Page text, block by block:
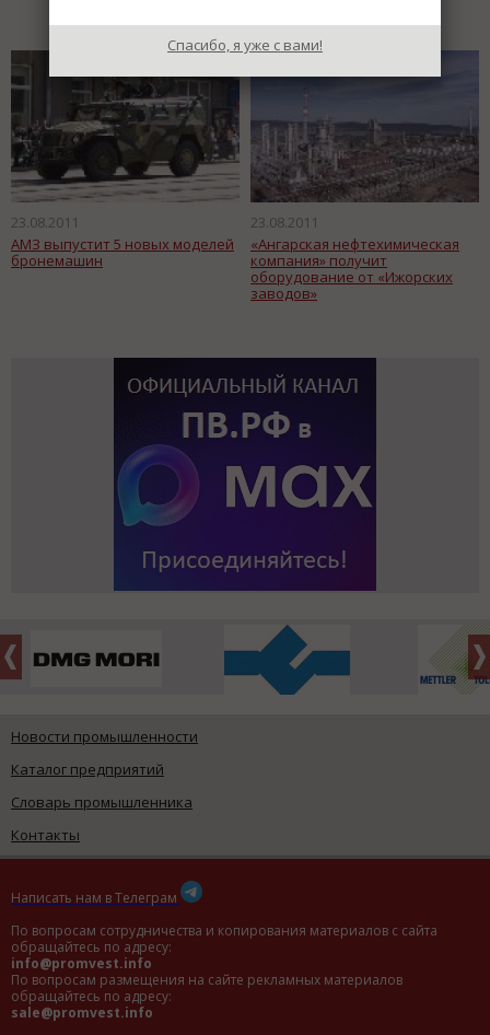
23.08.2011
АМЗ выпустит 5 новых моделей
бронемашин
23.08.2011
«Ангарская нефтехимическая
компания» получит
оборудование от «Ижорских
заводов»
Новости промышленности
Каталог предприятий
Словарь промышленника
Контакты
Написать нам в Телеграм
По вопросам сотрудничества и копирования материалов с сайта
обращайтесь по адресу:
info@promvest.info
По вопросам размещения на сайте рекламных материалов
обращайтесь по адресу:
sale@promvest.info
Спасибо, я уже с вами!